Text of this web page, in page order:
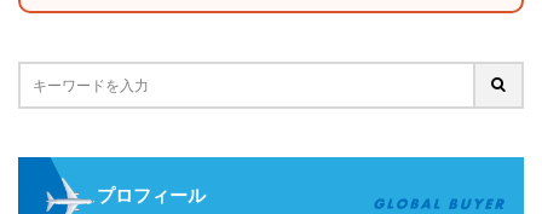
プロフィール